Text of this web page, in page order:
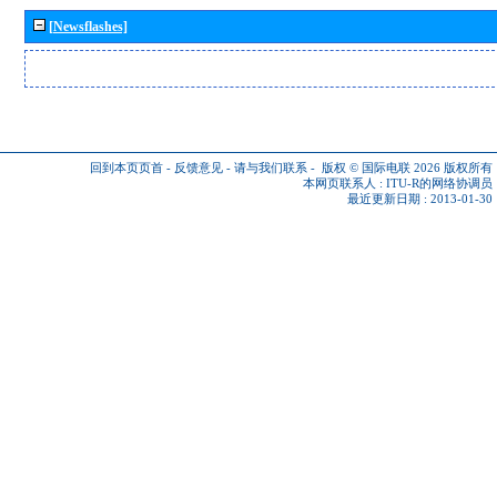
[Newsflashes]
回到本页页首 - 反馈意见 - 请与我们联系 - 版权 © 国际电联 2026 版权所有
本网页联系人 : ITU-R的网络协调员
最近更新日期 : 2013-01-30